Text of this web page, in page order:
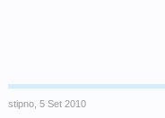
stipno 5 Set 2010